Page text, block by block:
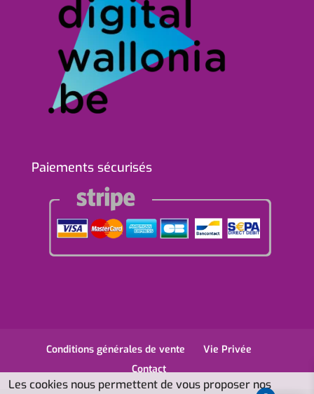
Paiements sécurisés
Conditions générales de vente
Vie Privée
Contact
Les cookies nous permettent de vous proposer nos